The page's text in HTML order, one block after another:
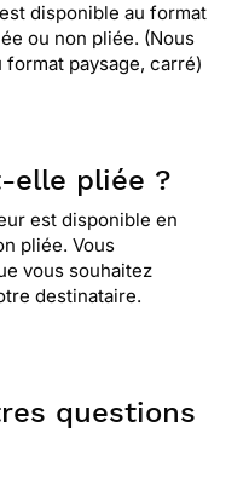
disponible au format
ou non pliée. (Nous
paysage, carré)
elle pliée ?
est disponible en
pliée. Vous
vous souhaitez
destinataire.
questions